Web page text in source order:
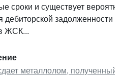
сроки и существует
дебиторской задолженности
ЖСК...
металлолом,